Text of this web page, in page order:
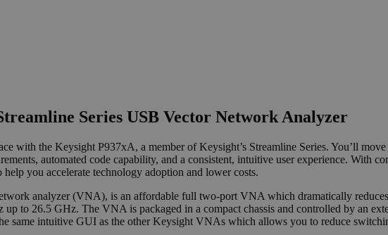
Series USB Vector Network Analyzer
with the Keysight P937xA, a member of Keysight’s Streamline Series. You’ll
automated code capability, and a consistent, intuitive user experience. With
you accelerate technology adoption and lower costs.
analyzer (VNA), is an affordable full two-port VNA which dramatically
to 26.5 GHz. The VNA is packaged in a compact chassis and controlled by an
same intuitive GUI as the other Keysight VNAs which allows you to reduce